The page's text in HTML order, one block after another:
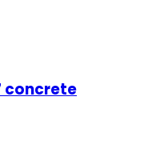
concrete